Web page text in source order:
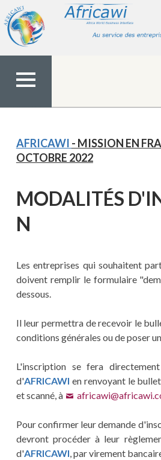
contenu
MENU
AFRICAWI - MISSION EN
OCTOBRE 2022
MODALITÉS
N
Les entreprises qui souhaitent
doivent remplir le formulaire
dessous.
Il leur permettra de recevoir le
conditions générales ou de poser
L'inscription se fera
d'AFRICAWI en renvoyant le
et scanné, à
Pour confirmer leur demande
devront procéder à leur
d'AFRICAWI, par virement